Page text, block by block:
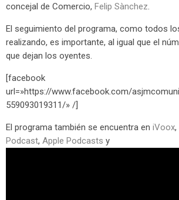
concejal de Comercio, Felip Sànchez
El seguimiento del programa, como todos
realizando, es importante, al igual que el
que dejan los oyentes.
[facebook
url=»https://www.facebook.com/
559093019311/» /]
El programa también se encuentra en iVoox,
Podcast, Apple Podcasts y